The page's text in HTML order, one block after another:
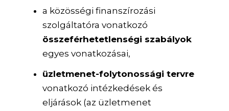
a közösségi finanszírozási
szolgáltatóra vonatkozó
összeférhetetlenségi szabályok
egyes vonatkozásai,
üzletmenet-folytonossági tervre
vonatkozó intézkedések és
eljárások (az üzletmenet